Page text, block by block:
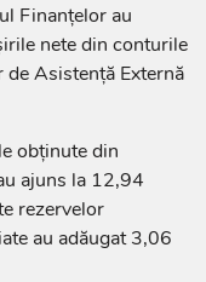
Finanțelor au
nete din conturile
Asistență Externă
obținute din
ajuns la 12,94
rezervelor
au adăugat 3,06